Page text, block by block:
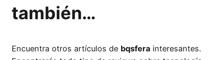
también…
Encuentra otros artículos de bqsfera interesantes.